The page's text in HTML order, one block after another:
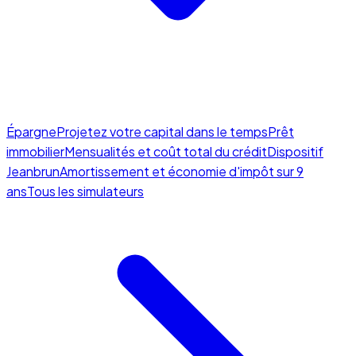
ÉpargneProjetez votre capital dans le tempsPrêt
immobilierMensualités et coût total du créditDispositif
JeanbrunAmortissement et économie d'impôt sur 9
ansTous les simulateurs